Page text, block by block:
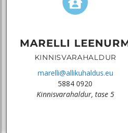
MARELLI
KINNISVARAHALDUR
marelli@allikuhaldus.eu
5884 0920
Kinnisvarahaldur, tase 5